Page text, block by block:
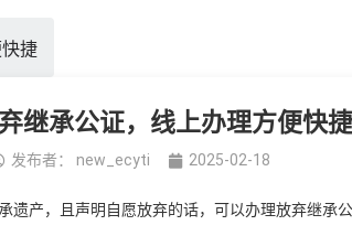
捷
继承公证，线上办理方便快捷
发布者： new_ecyti 2025-02-18
产，且声明自愿放弃的话，可以办理放弃继承